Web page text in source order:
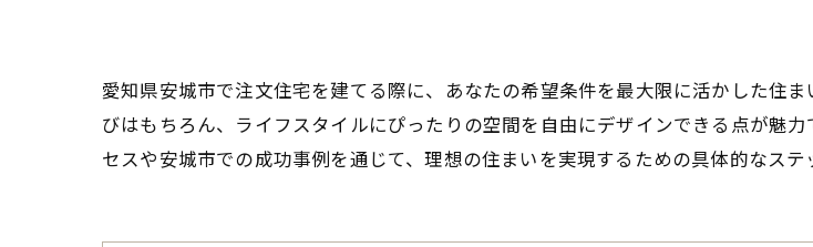
愛知県安城市で注文住宅を建てる際に、あなたの希望条件を最大限に活かした住
びはもちろん、ライフスタイルにぴったりの空間を自由にデザインできる点が魅
セスや安城市での成功事例を通じて、理想の住まいを実現するための具体的なステ